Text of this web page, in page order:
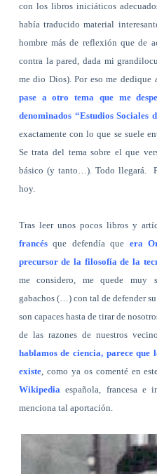
con los libros iniciáticos
había traducido material
hombre más de reflexión que de
contra la pared, dada mi
me dio Dios). Por eso me dedique
pase a otro tema que me
denominados “Estudios Sociales
exactamente con lo que se suele
Se trata del tema sobre el que
básico (y tanto…). Todo llegará.
hoy.
Tras leer unos pocos libros y
francésque defendía que era
precursor de la filosofía de la
me considero, me quede muy
gabachos (…) con tal de defender
son capaces hasta de tirar de
de las razones de nuestros
hablamos de ciencia, parece que
existe, como ya os comenté en
Wikipediaespañola, francesa e
menciona tal aportación.